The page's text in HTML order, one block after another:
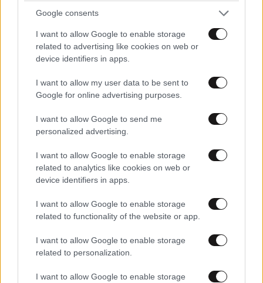
Google consents
I want to allow Google to enable storage
related to advertising like cookies on web or
device identifiers in apps.
I want to allow my user data to be sent to
Google for online advertising purposes.
I want to allow Google to send me
personalized advertising.
I want to allow Google to enable storage
related to analytics like cookies on web or
device identifiers in apps.
I want to allow Google to enable storage
related to functionality of the website or app.
I want to allow Google to enable storage
related to personalization.
I want to allow Google to enable storage